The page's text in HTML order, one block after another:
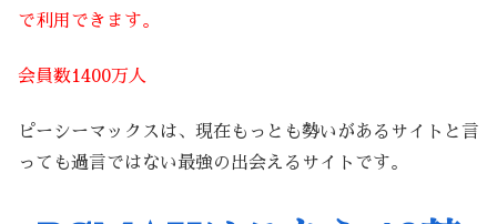
で利用できます。
会員数1400万人
ピーシーマックスは、現在もっとも勢いがあるサイトと言
っても過言ではない最強の出会えるサイトです。